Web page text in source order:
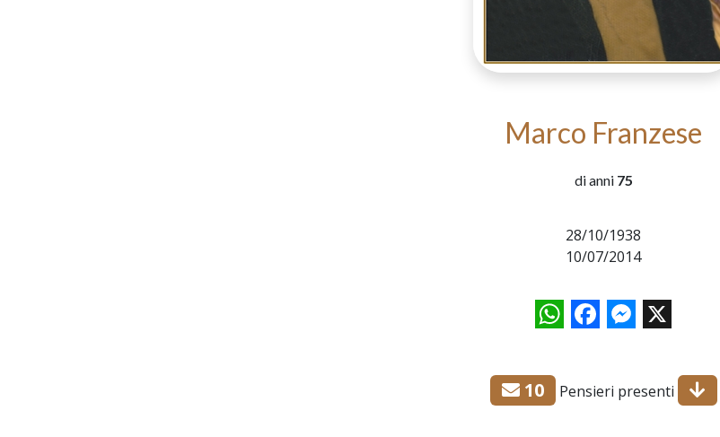
Marco Franzese
di anni 75
28/10/1938
10/07/2014
WhatsAppFacebookMessenger
X
10 Pensieri presenti